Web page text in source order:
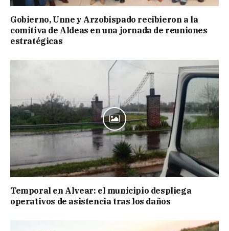
Gobierno, Unne y Arzobispado recibieron a la
comitiva de Aldeas en una jornada de reuniones
estratégicas
Temporal en Alvear: el municipio despliega
operativos de asistencia tras los daños